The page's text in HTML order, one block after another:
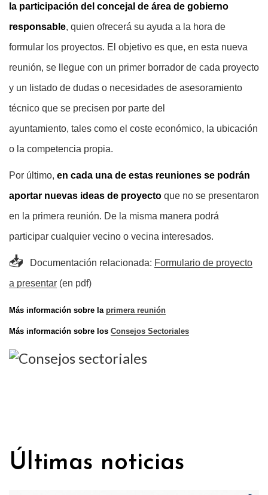
la participación del concejal de área de gobierno
responsable, quien ofrecerá su ayuda a la hora de
formular los proyectos. El objetivo es que, en esta nueva
reunión, se llegue con un primer borrador de cada proyecto
y un listado de dudas o necesidades de asesoramiento
técnico que se precisen por parte del
ayuntamiento, tales como el coste económico, la ubicación
o la competencia propia.
Por último, en cada una de estas reuniones se podrán
aportar nuevas ideas de proyecto que no se presentaron
en la primera reunión. De la misma manera podrá
participar cualquier vecino o vecina interesados.
📥 Documentación relacionada: Formulario de proyecto
a presentar (en pdf)
Más información sobre la primera reunión
Más información sobre los Consejos Sectoriales
Últimas noticias